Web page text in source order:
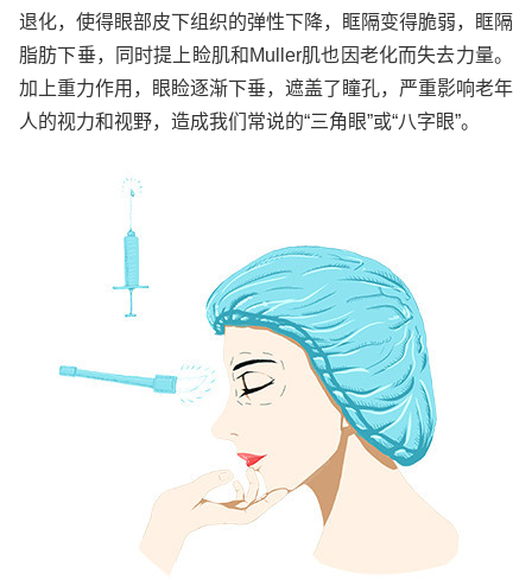
退化，使得眼部皮下组织的弹性下降，眶隔变得脆弱，眶隔
脂肪下垂，同时提上睑肌和Muller肌也因老化而失去力量。
加上重力作用，眼睑逐渐下垂，遮盖了瞳孔，严重影响老年
人的视力和视野，造成我们常说的“三角眼”或“八字眼”。